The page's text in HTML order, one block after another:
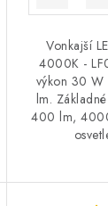
Vonkajší
4000K -
výkon 30 W
lm.
400 lm,